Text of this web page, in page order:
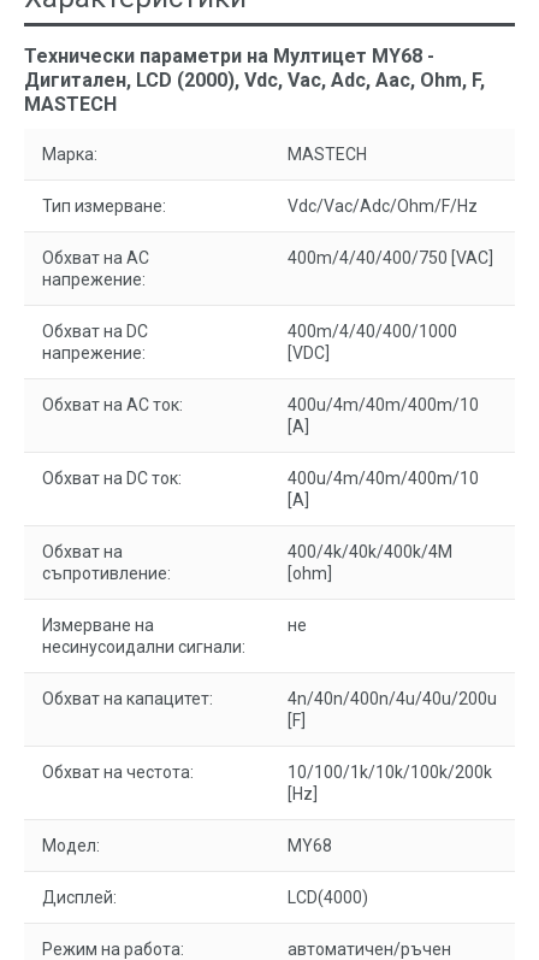
Технически параметри на Мултицет MY68 -
Дигитален, LCD (2000), Vdc, Vac, Adc, Aac, Ohm, F,
MASTECH
Марка: MASTECH
Тип измерване: Vdc/Vac/Adc/Ohm/F/Hz
Обхват на AC
напрежение:
400m/4/40/400/750 [VAC]
Обхват на DC
напрежение:
400m/4/40/400/1000
[VDC]
Обхват на AC ток:
400u/4m/40m/400m/10
[A]
Обхват на DC ток:
400u/4m/40m/400m/10
[A]
Обхват на
съпротивление:
400/4k/40k/400k/4M
[ohm]
Измерване на
несинусоидални сигнали:
не
Обхват на капацитет:
4n/40n/400n/4u/40u/200u
[F]
Обхват на честота:
10/100/1k/10k/100k/200k
[Hz]
Модел: MY68
Дисплей: LCD(4000)
Режим на работа: автоматичен/ръчен